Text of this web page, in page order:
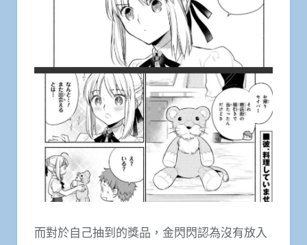
而對於自己抽到的獎品，金閃閃認為沒有放入